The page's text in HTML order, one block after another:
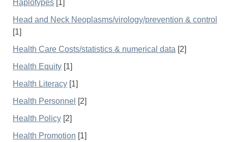
Haplotypes [1]
Head and Neck Neoplasms/virology/prevention & control
[1]
Health Care Costs/statistics & numerical data [2]
Health Equity [1]
Health Literacy [1]
Health Personnel [2]
Health Policy [2]
Health Promotion [1]